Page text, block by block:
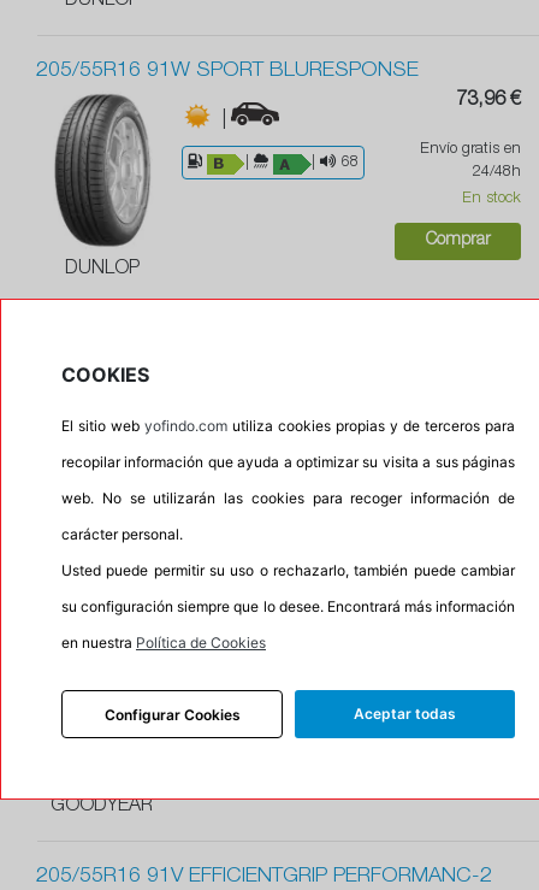
205/55R16 91W SPORT BLURESPONSE
DUNLOP
|
68
73,96 €
Envío gratis en
24/48h
En stock
Comprar
DUNLOP
Con protector de llanta
| | 70
Envío gratis en
En stock
Comprar
205/55R16 91H EFFICIENTGRIP PERFORMAN-2
GOODYEAR
Envío gratis en
En stock
205/55R16 91V EFFICIENTGRIP PERFORMANC-2
COOKIES
El sitio web yofindo.com utiliza cookies propias y de terceros para
recopilar información que ayuda a optimizar su visita a sus páginas
web. No se utilizarán las cookies para recoger información de
carácter personal.
Usted puede permitir su uso o rechazarlo, también puede cambiar
su configuración siempre que lo desee. Encontrará más información
en nuestra Política de Cookies
Configurar Cookies Aceptar todas